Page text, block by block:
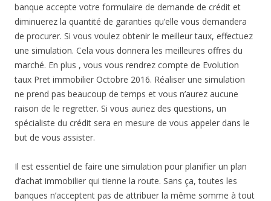
banque accepte votre formulaire de demande de crédit et
diminuerez la quantité de garanties qu’elle vous demandera
de procurer. Si vous voulez obtenir le meilleur taux, effectuez
une simulation. Cela vous donnera les meilleures offres du
marché. En plus , vous vous rendrez compte de Evolution
taux Pret immobilier Octobre 2016. Réaliser une simulation
ne prend pas beaucoup de temps et vous n’aurez aucune
raison de le regretter. Si vous auriez des questions, un
spécialiste du crédit sera en mesure de vous appeler dans le
but de vous assister.
Il est essentiel de faire une simulation pour planifier un plan
d’achat immobilier qui tienne la route. Sans ça, toutes les
banques n’acceptent pas de attribuer la même somme à tout